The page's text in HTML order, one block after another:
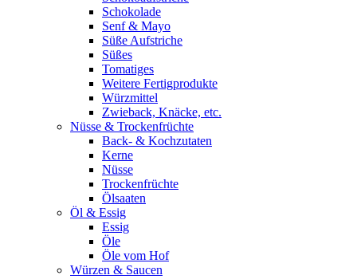
Schokolade
Senf & Mayo
Süße Aufstriche
Süßes
Tomatiges
Weitere Fertigprodukte
Würzmittel
Zwieback, Knäcke, etc.
Nüsse & Trockenfrüchte
Back- & Kochzutaten
Kerne
Nüsse
Trockenfrüchte
Ölsaaten
Öl & Essig
Essig
Öle
Öle vom Hof
Würzen & Saucen